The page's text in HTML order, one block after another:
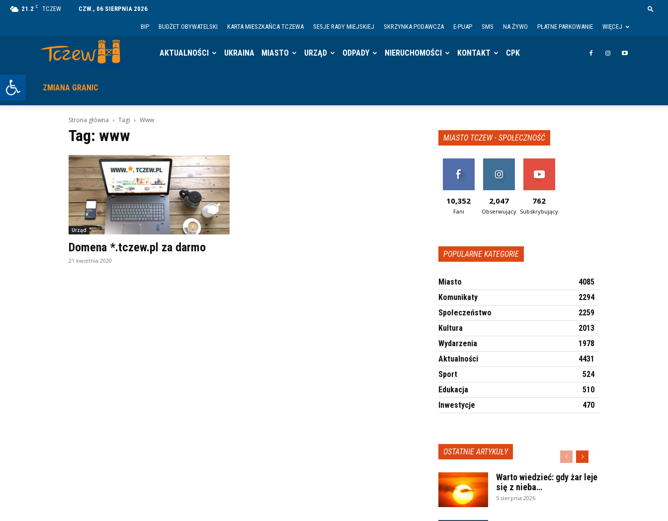
Otwórz pasek narzędzi
21.2 C TCZEW CZW., 06 SIERPNIA 2026
BIP BUDŻET OBYWATELSKI KARTA MIESZKAŃCA TCZEWA SESJE RADY MIEJSKIEJ SKRZYNKA PODAWCZA E-PUAP SMS NA ŻYWO PŁATNE PARKOWANIE WIĘCEJ
AKTUALNOŚCI UKRAINA MIASTO URZĄD ODPADY NIERUCHOMOŚCI KONTAKT CPK
ZMIANA GRANIC
Strona główna Tagi Www
Tag: www
Urząd
Domena *.tczew.pl za darmo
21 kwietnia 2020
MIASTO TCZEW - SPOŁECZNOŚĆ
10,352
Fani
2,047
Obserwujący
762
Subskrybujący
POPULARNE KATEGORIE
Miasto
4085
Komunikaty
2294
Społeczeństwo
2259
Kultura
2013
Wydarzenia
1978
Aktualności
4431
Sport
524
Edukacja
510
Inwestycje
470
OSTATNIE ARTYKUŁY
Warto wiedzieć: gdy żar leje
się z nieba…
5 sierpnia 2026